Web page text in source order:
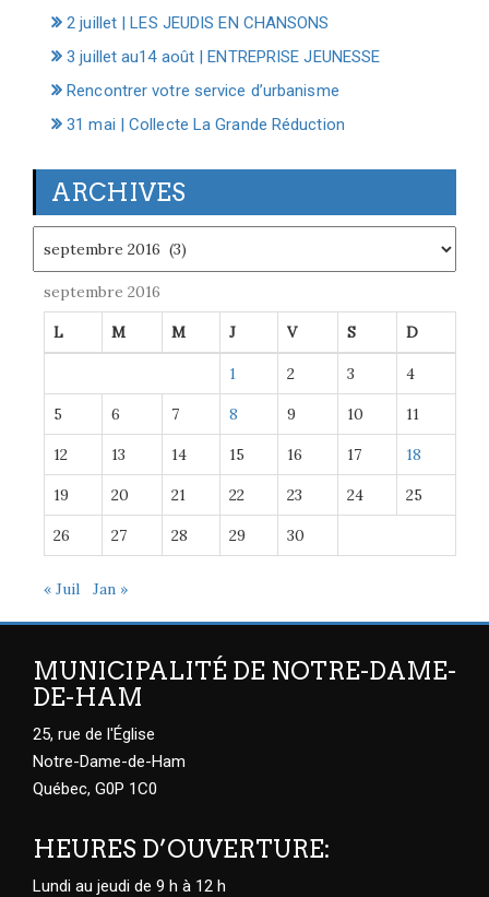
2 juillet | LES JEUDIS EN CHANSONS
3 juillet au14 août | ENTREPRISE JEUNESSE
Rencontrer votre service d’urbanisme
31 mai | Collecte La Grande Réduction
ARCHIVES
septembre 2016
L M M J V S D
1 2 3 4
5 6 7 8 9 10 11
12 13 14 15 16 17 18
19 20 21 22 23 24 25
26 27 28 29 30
« Juil Jan »
MUNICIPALITÉ DE NOTRE-DAME-
DE-HAM
25, rue de l'Église
Notre-Dame-de-Ham
Québec, G0P 1C0
HEURES D’OUVERTURE:
Lundi au jeudi de 9 h à 12 h